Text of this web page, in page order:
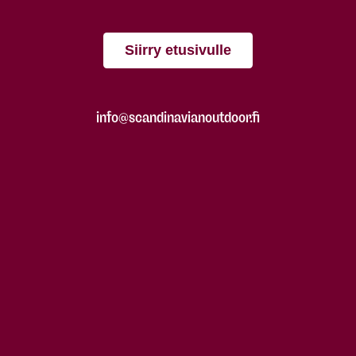
Siirry etusivulle
info@scandinavianoutdoor.fi